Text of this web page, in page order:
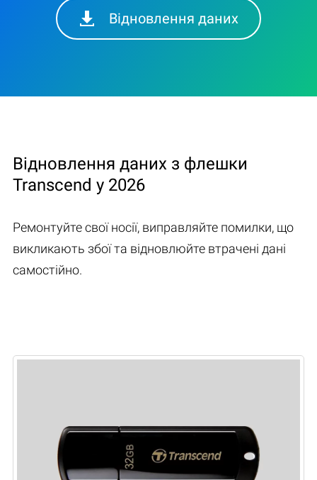
Відновлення даних
Відновлення даних з флешки
Transcend у 2026
Ремонтуйте свої носії, виправляйте помилки, що
викликають збої та відновлюйте втрачені дані
самостійно.